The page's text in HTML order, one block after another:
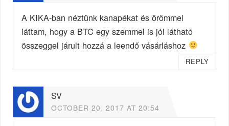
A KIKA-ban néztünk kanapékat és örömmel
láttam, hogy a BTC egy szemmel is jól látható
összeggel járult hozzá a leendő vásárláshoz
REPLY
SV
OCTOBER 20, 2017 AT 20:54